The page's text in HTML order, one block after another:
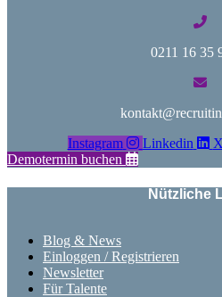
0211 16 35
Instagram
Linkedin
Demotermin buchen
Nützliche
Blog & News
Einloggen / Registrieren
Newsletter
Für Talente